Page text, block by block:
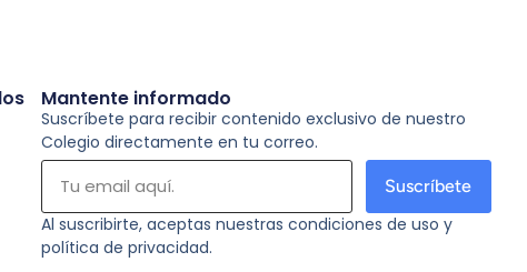
Mantente informado
Suscríbete para recibir contenido exclusivo de nuestro
Colegio directamente en tu correo.
Suscríbete
Al suscribirte, aceptas nuestras condiciones de uso y
política de privacidad.